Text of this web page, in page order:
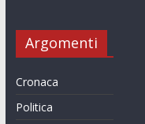
Argomenti
Cronaca
Politica